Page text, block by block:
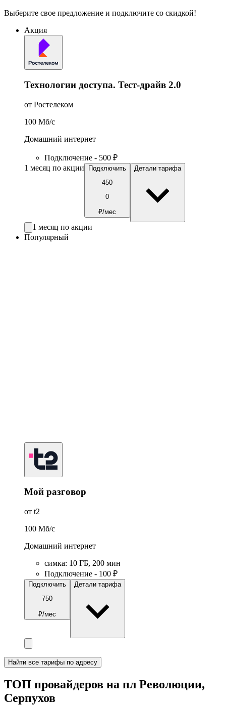
Выберите свое предложение и подключите со скидкой!
Акция
Технологии доступа. Тест-драйв 2.0
от Ростелеком
100 Мб/c
Домашний интернет
Подключение - 500 ₽
1 месяц по акции
Подключить
450
0
₽/мес
Детали тарифа
1 месяц по акции
Популярный
Мой разговор
от t2
100 Мб/c
Домашний интернет
симка: 10 ГБ, 200 мин
Подключение - 100 ₽
Подключить
750
₽/мес
Детали тарифа
Найти все тарифы по адресу
ТОП провайдеров на пл Революции,
Серпухов